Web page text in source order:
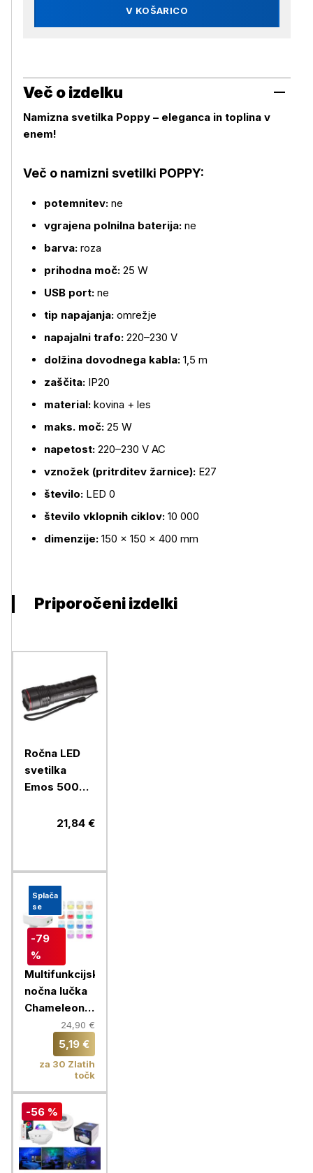
V KOŠARICO
Več o izdelku
Več o izdelku
Namizna svetilka Poppy – eleganca in toplina v
enem!
Več o namizni svetilki POPPY:
potemnitev: ne
vgrajena polnilna baterija: ne
barva: roza
prihodna moč: 25 W
USB port: ne
tip napajanja: omrežje
napajalni trafo: 220–230 V
dolžina dovodnega kabla: 1,5 m
zaščita: IP20
material: kovina + les
maks. moč: 25 W
napetost: 220–230 V AC
vznožek (pritrditev žarnice): E27
število: LED 0
število vklopnih ciklov: 10 000
dimenzije: 150 × 150 × 400 mm
Priporočeni izdelki
Ročna LED
svetilka
Emos 500
fokus,21,84 €
Splača
se
-79
%
Multifunkcijska
nočna lučka
Chameleon +
hišni polnilec
2x USB
24,90 €
5,19 €
za 30 Zlatih
točk
-56 %